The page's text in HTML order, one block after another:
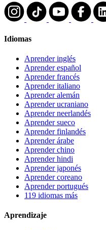
Idiomas
Aprender inglés
Aprender español
Aprender francés
Aprender italiano
Aprender alemán
Aprender ucraniano
Aprender neerlandés
Aprender sueco
Aprender finlandés
Aprender árabe
Aprender chino
Aprender hindi
Aprender japonés
Aprender coreano
Aprender portugués
119 idiomas más
Aprendizaje